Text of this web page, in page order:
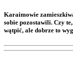
Karaimowie
sobie pozostawili. Czy
wątpić, ale dobrze to